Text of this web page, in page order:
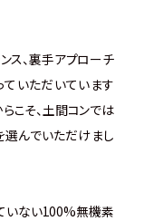
ス、裏手アプローチ
ていただいています
こそ、土間コンでは
選んでいただけまし
いない100%無機素